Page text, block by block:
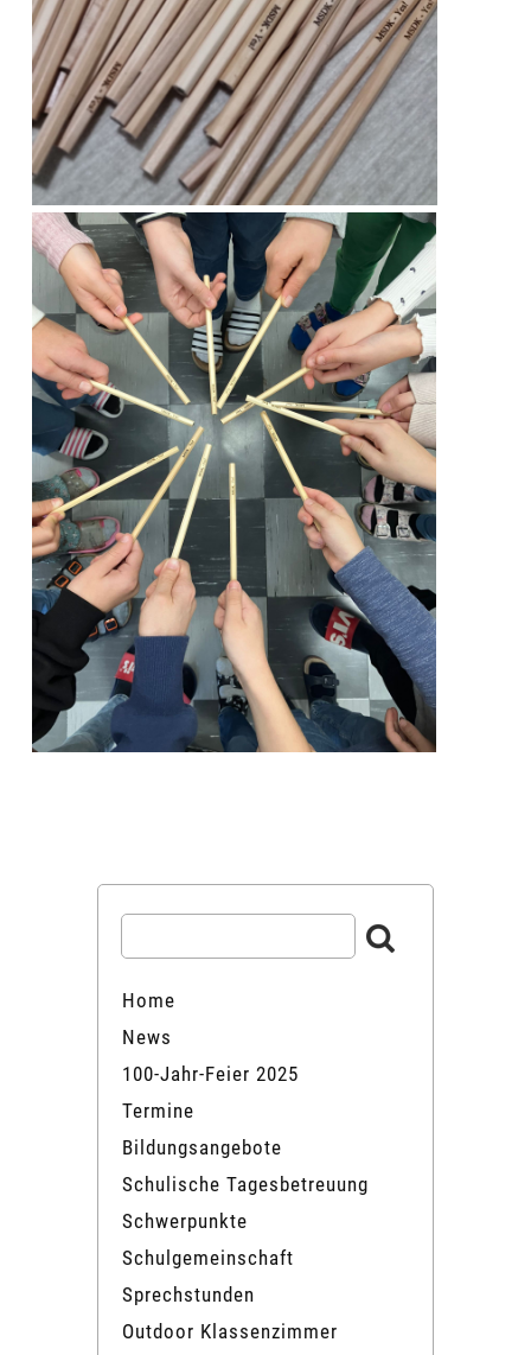
Home
News
100-Jahr-Feier 2025
Termine
Bildungsangebote
Schulische Tagesbetreuung
Schwerpunkte
Schulgemeinschaft
Sprechstunden
Outdoor Klassenzimmer